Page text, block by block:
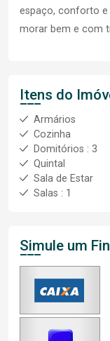
espaço, conforto e
morar bem e com
Itens do
Armários
Cozinha
Domitórios : 3
Quintal
Sala de Estar
Salas : 1
Simule um